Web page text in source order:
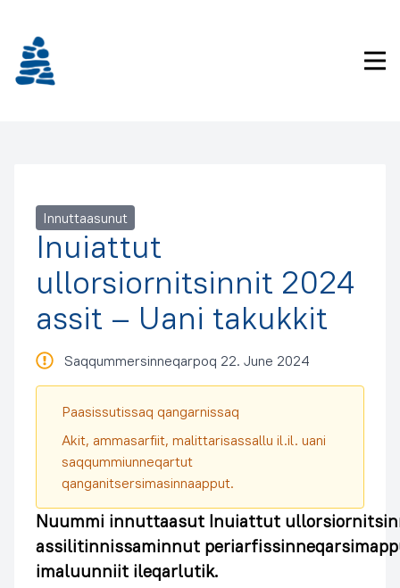
Innuttaasunut
Inuiattut
ullorsiornitsinnit 2024
assit – Uani takukkit
Saqqummersinneqarpoq 22. June 2024
Paasissutissaq qangarnissaq
Akit, ammasarfiit, malittarisassallu il.il. uani
saqqummiunneqartut
qanganitsersimasinnaapput.
Nuummi innuttaasut Inuiattut
assilitinnissaminnut
imaluunniit ileqarlutik.